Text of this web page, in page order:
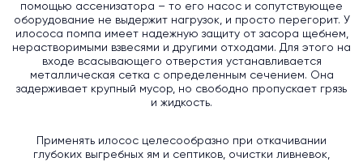
помощью ассенизатора – то его насос и сопутствующее
оборудование не выдержит нагрузок, и просто перегорит. У
илососа помпа имеет надежную защиту от засора щебнем,
нерастворимыми взвесями и другими отходами. Для этого на
входе всасывающего отверстия устанавливается
металлическая сетка с определенным сечением. Она
задерживает крупный мусор, но свободно пропускает грязь
и жидкость.
Применять илосос целесообразно при откачивании
глубоких выгребных ям и септиков, очистки ливневок,